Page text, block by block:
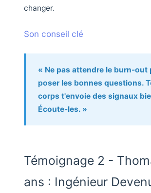
changer.
Son conseil clé
« Ne pas attendre le burn-out
poser les bonnes questions.
corps t'envoie des signaux
Écoute-les. »
Témoignage 2 -
ans : Ingénieur